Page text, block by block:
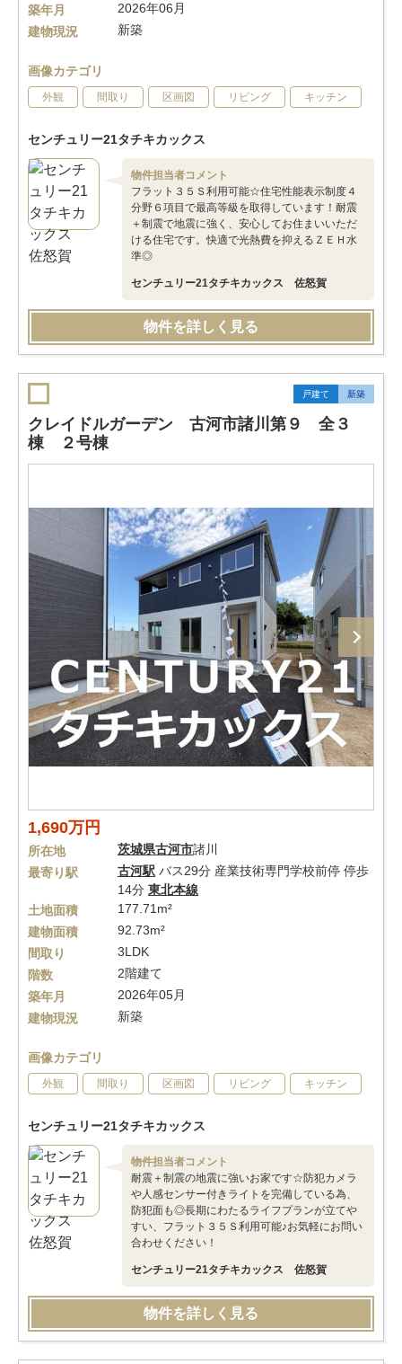
築年月
2026年06月
建物現況
新築
画像カテゴリ
外観 間取り 区画図 リビング キッチン
センチュリー21タチキカックス
物件担当者コメント
フラット３５Ｓ利用可能☆住宅性能表示制度４
分野６項目で最高等級を取得しています！耐震
＋制震で地震に強く、安心してお住まいいただ
ける住宅です。快適で光熱費を抑えるＺＥＨ水
準◎
センチュリー21タチキカックス 佐怒賀
物件を詳しく見る
戸建て 新築
クレイドルガーデン 古河市諸川第９ 全３
棟 ２号棟
1,690万円
所在地 茨城県古河市諸川
最寄り駅
古河駅 バス29分 産業技術専門学校前停 停歩
14分 東北本線
土地面積
177.71m²
建物面積
92.73m²
間取り
3LDK
階数
2階建て
築年月
2026年05月
建物現況
新築
画像カテゴリ
外観 間取り 区画図 リビング キッチン
センチュリー21タチキカックス
物件担当者コメント
耐震＋制震の地震に強いお家です☆防犯カメラ
や人感センサー付きライトを完備している為、
防犯面も◎長期にわたるライフプランが立てや
すい、フラット３５Ｓ利用可能♪お気軽にお問い
合わせください！
センチュリー21タチキカックス 佐怒賀
物件を詳しく見る